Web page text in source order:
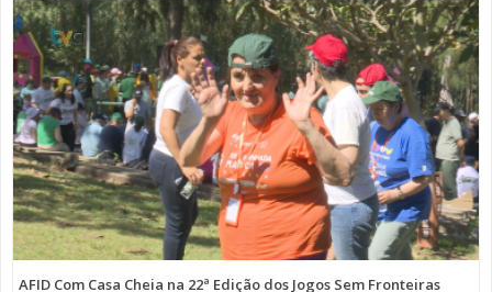
AFID Com Casa Cheia na 22ª Edição dos Jogos Sem Fronteiras